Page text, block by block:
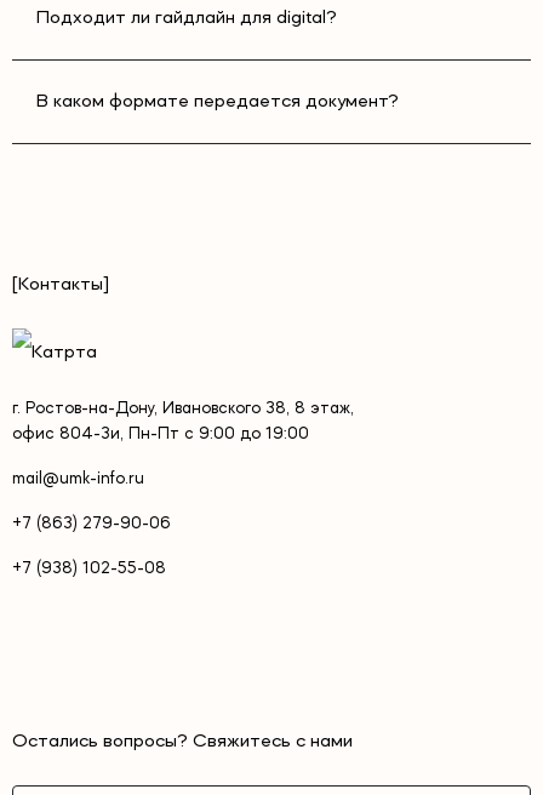
Подходит ли гайдлайн для digital?
В каком формате передается документ?
[Контакты]
г. Ростов-на-Дону, Ивановского 38, 8 этаж,
офис 804-3и, Пн-Пт с 9:00 до 19:00
mail@umk-info.ru
+7 (863) 279-90-06
+7 (938) 102-55-08
Остались вопросы? Свяжитесь с нами